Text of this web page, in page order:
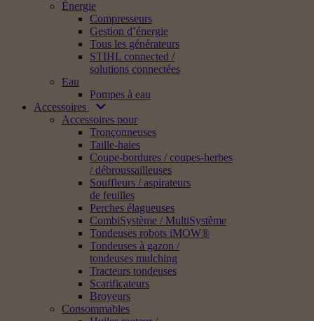
Énergie
Compresseurs
Gestion d’énergie
Tous les générateurs
STIHL connected /
solutions connectées
Eau
Pompes à eau
Accessoires
Accessoires pour
Tronçonneuses
Taille-haies
Coupe-bordures / coupes-herbes
/ débroussailleuses
Souffleurs / aspirateurs
de feuilles
Perches élagueuses
CombiSystème / MultiSystème
Tondeuses robots iMOW®
Tondeuses à gazon /
tondeuses mulching
Tracteurs tondeuses
Scarificateurs
Broyeurs
Consommables